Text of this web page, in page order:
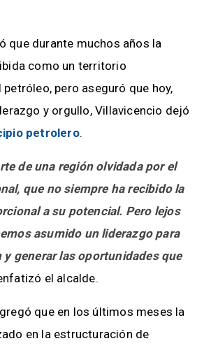
que durante muchos años la
como un territorio
pero aseguró que hoy,
y orgullo, Villavicencio dejó
petrolero.
de una región olvidada por el
que no siempre ha recibido la
a su potencial. Pero lejos
asumido un liderazgo para
y generar las oportunidades que
el alcalde.
que en los últimos meses la
en la estructuración de